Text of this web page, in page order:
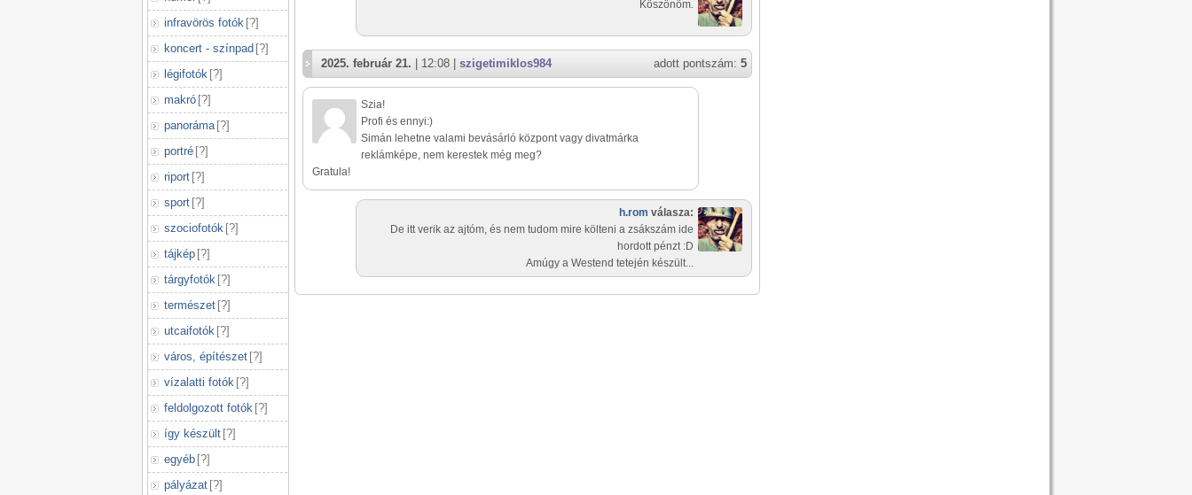
infravörös fotók [?]
koncert - színpad [?]
légifotók [?]
makró [?]
panoráma [?]
portré [?]
riport [?]
sport [?]
szociofotók [?]
tájkép [?]
tárgyfotók [?]
természet [?]
utcaifotók [?]
város, építészet [?]
vízalatti fotók [?]
feldolgozott fotók [?]
így készült [?]
egyéb [?]
pályázat [?]
Köszönöm.
adott pontszám: 5
2025. február 21. | 12:08 | szigetimiklos984
Szia!
Profi és ennyi:)
Simán lehetne valami bevásárló központ vagy divatmárka
reklámképe, nem kerestek még meg?
Gratula!
h.rom válasza:
De itt verik az ajtóm, és nem tudom mire költeni a zsákszám ide
hordott pénzt :D
Amúgy a Westend tetején készült...